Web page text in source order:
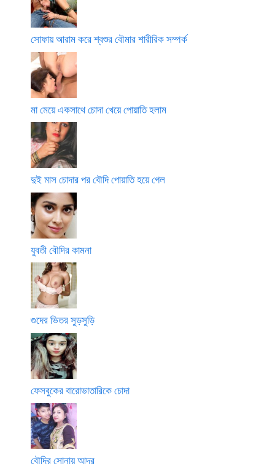
সোফায় আরাম করে শ্বশুর বৌমার শারীরিক সম্পর্ক
মা মেয়ে একসাথে চোদা খেয়ে পোয়াতি হলাম
দুই মাস চোদার পর বৌদি পোয়াতি হয়ে গেল
যুবতী বৌদির কামনা
গুদের ভিতর সুড়সুড়ি
ফেসবুকের বারোভাতারিকে চোদা
বৌদির সোনায় আদর